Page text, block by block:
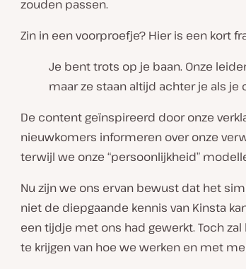
zouden passen.
Zin in een voorproefje? Hier is een kort
Je bent trots op je baan. Onze
maar ze staan altijd achter je als je
De content geïnspireerd door onze
nieuwkomers informeren over onze
terwijl we onze “persoonlijkheid”
Nu zijn we ons ervan bewust dat het
niet de diepgaande kennis van Kinsta
een tijdje met ons had gewerkt. Toch
te krijgen van hoe we werken en met